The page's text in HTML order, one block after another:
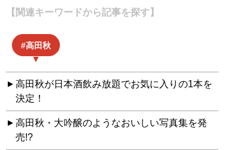
【関連キーワードから記事を探す】
高田秋
高田秋が日本酒飲み放題でお気に入りの1本を
決定！
高田秋・大吟醸のようなおいしい写真集を発
売!?